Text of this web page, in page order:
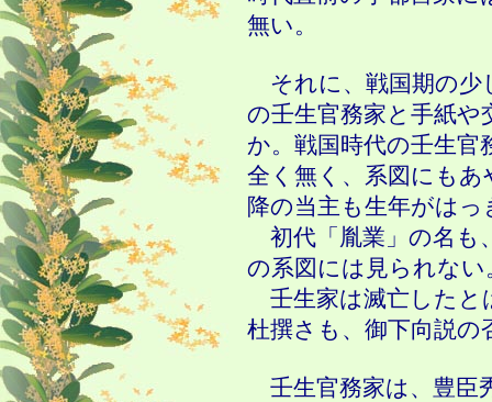
無い。
それに、戦国期の少
の壬生官務家と手紙
か。戦国時代の壬生
全く無く、系図にも
降の当主も生年がは
初代「胤業」の名も
の系図には見られない
壬生家は滅亡したと
杜撰さも、御下向説
壬生官務家は、豊臣